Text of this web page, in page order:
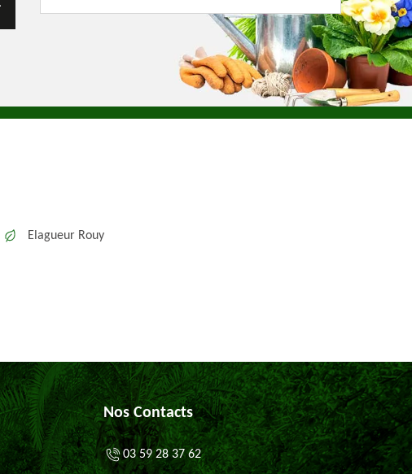
Elagueur Rouy
Nos Contacts
03 59 28 37 62